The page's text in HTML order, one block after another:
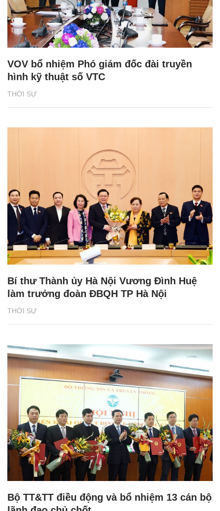
THỜI SỰ
VOV bổ nhiệm Phó giám đốc đài truyền
hình kỹ thuật số VTC
THỜI SỰ
Bí thư Thành ủy Hà Nội Vương Đình Huệ
làm trưởng đoàn ĐBQH TP Hà Nội
Bộ TT&TT điều động và bổ nhiệm 13 cán bộ